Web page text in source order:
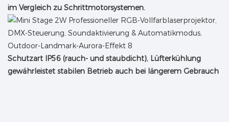
im Vergleich zu Schrittmotorsystemen.
Schutzart IP56 (rauch- und staubdicht), Lüfterkühlung
gewährleistet stabilen Betrieb auch bei längerem Gebrauch